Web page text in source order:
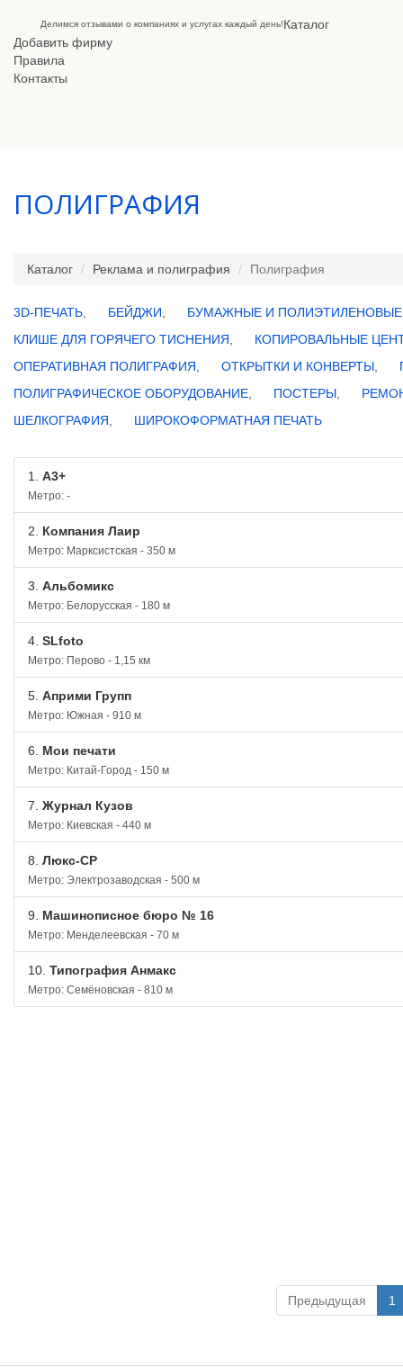
Делимся отзывами о компаниях и услугах каждый день!Каталог
Добавить фирму
Правила
Контакты
ПОЛИГРАФИЯ
Каталог Реклама и полиграфия Полиграфия
3D-ПЕЧАТЬ БЕЙДЖИ
БУМАЖНЫЕ И
КЛИШЕ ДЛЯ ГОРЯЧЕГО ТИСНЕНИЯ
КОПИРОВАЛЬНЫЕ
ОПЕРАТИВНАЯ ПОЛИГРАФИЯ
ОТКРЫТКИ И КОНВЕРТЫ
ПОЛИГРАФИЧЕСКОЕ ОБОРУДОВАНИЕ
ПОСТЕРЫ
ШЕЛКОГРАФИЯ
ШИРОКОФОРМАТНАЯ ПЕЧАТЬ
1. А3+
Метро: -
2. Компания Лаир
Метро: Марксистская - 350 м
3. Альбомикс
Метро: Белорусская - 180 м
4. SLfoto
Метро: Перово - 1,15 км
5. Априми Групп
Метро: Южная - 910 м
6. Мои печати
Метро: Китай-Город - 150 м
7. Журнал Кузов
Метро: Киевская - 440 м
8. Люкс-СР
Метро: Электрозаводская - 500 м
9. Машинописное бюро № 16
Метро: Менделеевская - 70 м
10. Типография Анмакс
Метро: Семёновская - 810 м
Предыдущая 1